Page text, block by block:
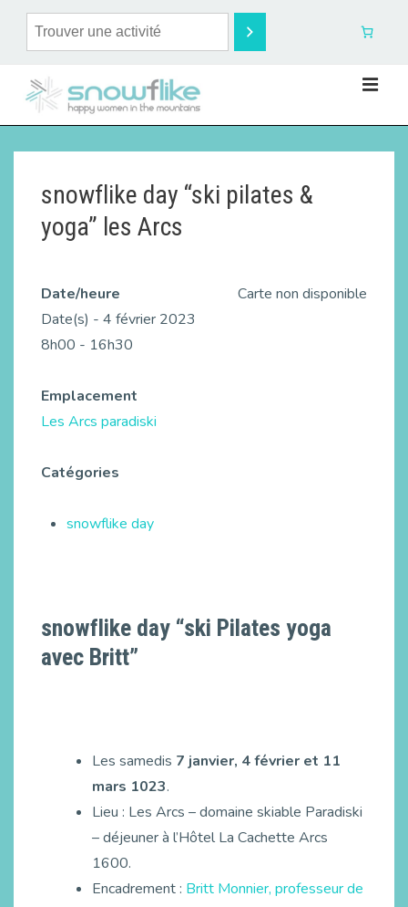
snowflike day “ski pilates &
yoga” les Arcs
Carte non disponible
Date/heure
Date(s) - 4 février 2023
8h00 - 16h30
Emplacement
Les Arcs paradiski
Catégories
snowflike day
snowflike day “ski Pilates yoga
avec Britt”
Les samedis 7 janvier, 4 février et 11
mars 1023.
Lieu : Les Arcs – domaine skiable Paradiski
– déjeuner à l’Hôtel La Cachette Arcs
1600.
Encadrement : Britt Monnier, professeur de